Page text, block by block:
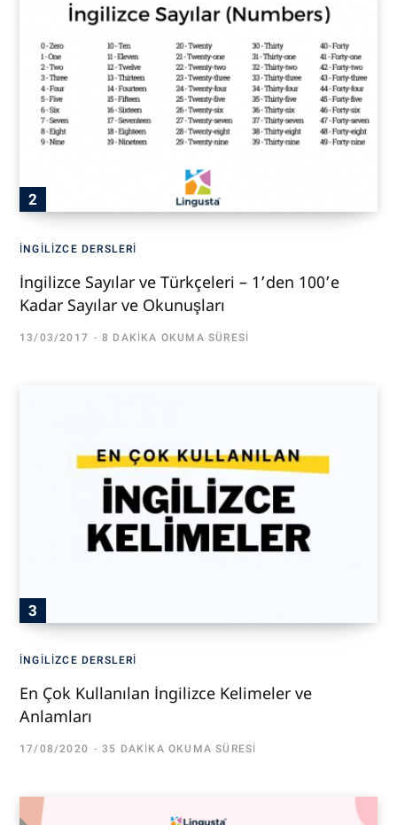
İNGILIZCE DERSLERI
İngilizce Sayılar ve Türkçeleri – 1’den 100’e
Kadar Sayılar ve Okunuşları
13/03/2017 8 DAKIKA OKUMA SÜRESI
İNGILIZCE DERSLERI
En Çok Kullanılan İngilizce Kelimeler ve
Anlamları
17/08/2020 35 DAKIKA OKUMA SÜRESI